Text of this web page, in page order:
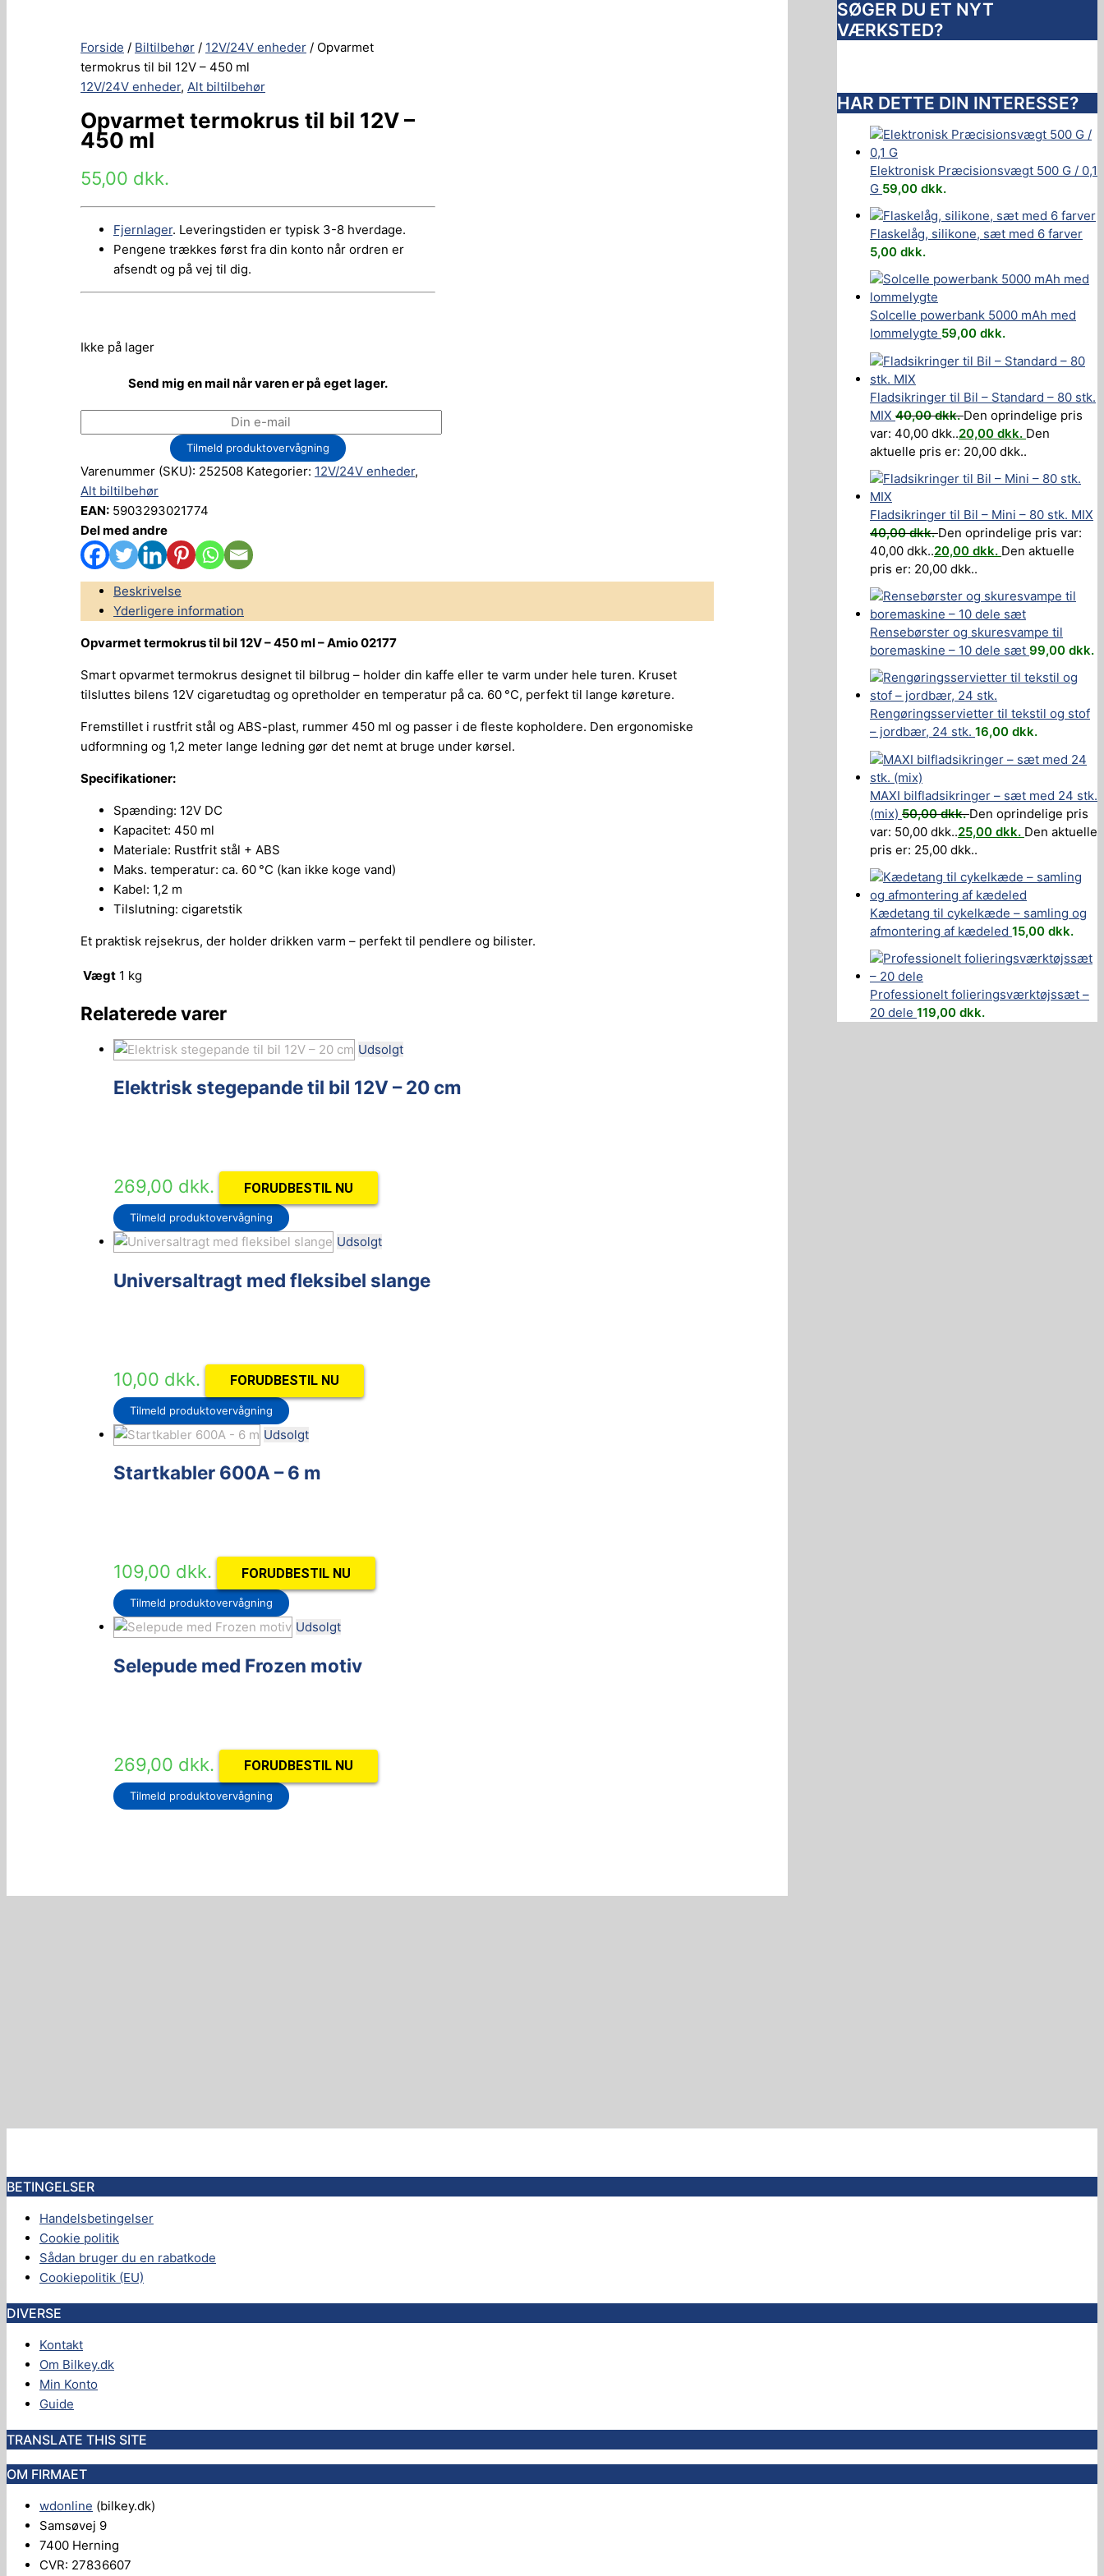
Forside / Biltilbehør / 12V/24V enheder / Opvarmet
termokrus til bil 12V – 450 ml
12V/24V enheder, Alt biltilbehør
Opvarmet termokrus til bil 12V –
450 ml
55,00 dkk.
Fjernlager. Leveringstiden er typisk 3-8 hverdage.
Pengene trækkes først fra din konto når ordren er
afsendt og på vej til dig.
Ikke på lager
Send mig en mail når varen er på eget lager.
Tilmeld produktovervågning
Varenummer (SKU): 252508 Kategorier: 12V/24V enheder,
Alt biltilbehør
EAN: 5903293021774
Del med andre
Beskrivelse
Yderligere information
Opvarmet termokrus til bil 12V – 450 ml – Amio 02177
Smart opvarmet termokrus designet til bilbrug – holder din kaffe eller te varm under hele turen. Kruset
tilsluttes bilens 12V cigaretudtag og opretholder en temperatur på ca. 60 °C, perfekt til lange køreture.
Fremstillet i rustfrit stål og ABS-plast, rummer 450 ml og passer i de fleste kopholdere. Den ergonomiske
udformning og 1,2 meter lange ledning gør det nemt at bruge under kørsel.
Specifikationer:
Spænding: 12V DC
Kapacitet: 450 ml
Materiale: Rustfrit stål + ABS
Maks. temperatur: ca. 60 °C (kan ikke koge vand)
Kabel: 1,2 m
Tilslutning: cigaretstik
Et praktisk rejsekrus, der holder drikken varm – perfekt til pendlere og bilister.
Vægt 1 kg
Relaterede varer
Udsolgt
Elektrisk stegepande til bil 12V – 20 cm
269,00 dkk. FORUDBESTIL NU
Tilmeld produktovervågning
Udsolgt
Universaltragt med fleksibel slange
10,00 dkk. FORUDBESTIL NU
Tilmeld produktovervågning
Udsolgt
Startkabler 600A – 6 m
109,00 dkk. FORUDBESTIL NU
Tilmeld produktovervågning
Udsolgt
Selepude med Frozen motiv
269,00 dkk. FORUDBESTIL NU
Tilmeld produktovervågning
SØGER DU ET NYT
VÆRKSTED?
HAR DETTE DIN INTERESSE?
Elektronisk Præcisionsvægt 500 G / 0,1
G 59,00 dkk.
Flaskelåg, silikone, sæt med 6 farver
5,00 dkk.
Solcelle powerbank 5000 mAh med
lommelygte 59,00 dkk.
Fladsikringer til Bil – Standard – 80 stk.
MIX 40,00dkk.Den oprindelige pris
var: 40,00 dkk..20,00 dkk. Den
aktuelle pris er: 20,00 dkk..
Fladsikringer til Bil – Mini – 80 stk. MIX
40,00dkk.Den oprindelige pris var:
40,00 dkk..20,00 dkk. Den aktuelle
pris er: 20,00 dkk..
Rensebørster og skuresvampe til
boremaskine – 10 dele sæt 99,00 dkk.
Rengøringsservietter til tekstil og stof
– jordbær, 24 stk. 16,00 dkk.
MAXI bilfladsikringer – sæt med 24 stk.
(mix) 50,00dkk.Den oprindelige pris
var: 50,00 dkk..25,00 dkk. Den aktuelle
pris er: 25,00 dkk..
Kædetang til cykelkæde – samling og
afmontering af kædeled 15,00 dkk.
Professionelt folieringsværktøjssæt –
20 dele 119,00 dkk.
BETINGELSER
Handelsbetingelser
Cookie politik
Sådan bruger du en rabatkode
Cookiepolitik (EU)
DIVERSE
Kontakt
Om Bilkey.dk
Min Konto
Guide
TRANSLATE THIS SITE
OM FIRMAET
wdonline (bilkey.dk)
Samsøvej 9
7400 Herning
CVR: 27836607